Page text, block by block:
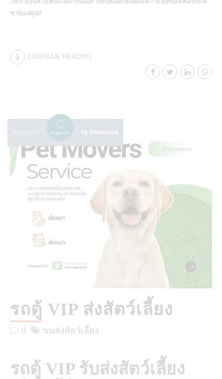
ขาของคุณ!
CONTINUE READING
16/01/2025 by Dinomove
รถตู้ VIP ส่งสัตว์เลี้ยง
0 ขนส่งสัตว์เลี้ยง
รถตู้ VIP รับส่งสัตว์เลี้ยง